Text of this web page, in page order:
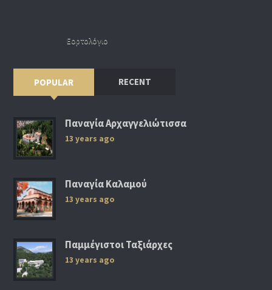
Εορτολόγιο
POPULAR RECENT
Παναγία Αρχαγγελιώτισσα
13 years ago
Παναγία Καλαμού
13 years ago
Παμμέγιστοι Ταξιάρχες
13 years ago